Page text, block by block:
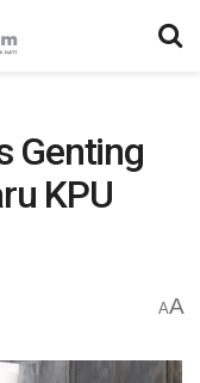
Genting
KPU
AA